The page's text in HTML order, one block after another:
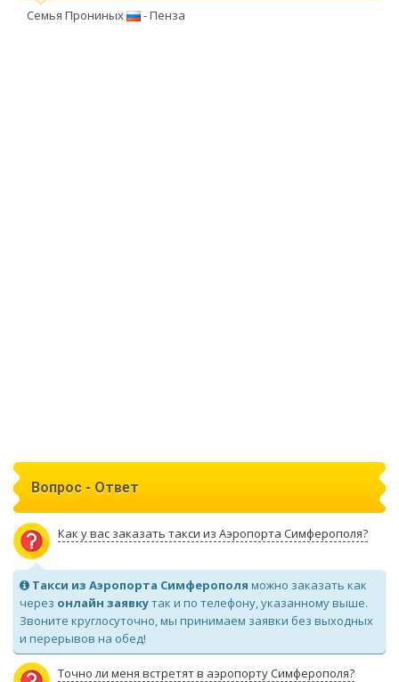
Семья Прониных - Пенза
Вопрос - Ответ
Как у вас заказать такси из Аэропорта Симферополя?
Такси из Аэропорта Симферополя можно заказать как
через онлайн заявкутак и по телефону, указанному выше.
Звоните круглосуточно, мы принимаем заявки без выходных
и перерывов на обед!
Точно ли меня встретят в аэропорту Симферополя?